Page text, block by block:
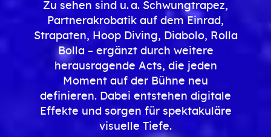
Zu sehen sind u. a. Schwungtrapez,
Partnerakrobatik auf dem Einrad,
Strapaten, Hoop Diving, Diabolo, Rolla
Bolla – ergänzt durch weitere
herausragende Acts, die jeden
Moment auf der Bühne neu
definieren. Dabei entstehen digitale
Effekte und sorgen für spektakuläre
visuelle Tiefe.